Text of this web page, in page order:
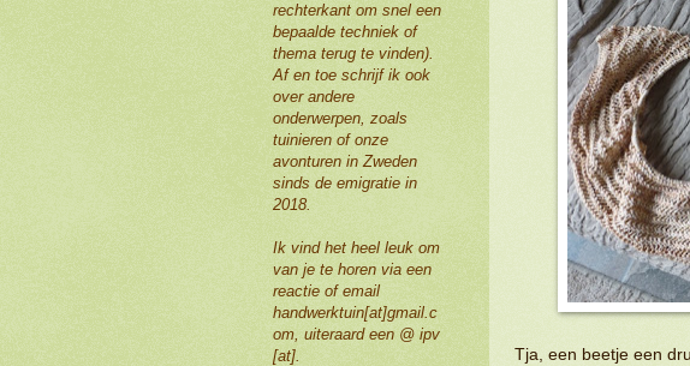
Tja, een beetje een
rechterkant om snel een
bepaalde techniek of
thema terug te vinden).
Af en toe schrijf ik ook
over andere
onderwerpen, zoals
tuinieren of onze
avonturen in Zweden
sinds de emigratie in
2018.
Ik vind het heel leuk om
van je te horen via een
reactie of email
handwerktuin[at]gmail.c
om, uiteraard een @ ipv
[at].